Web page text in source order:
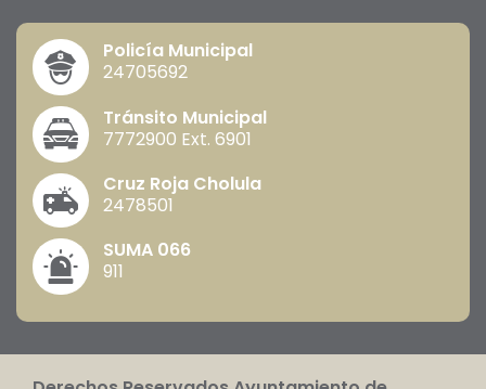
Policía Municipal
24705692
Tránsito Municipal
7772900 Ext. 6901
Cruz Roja Cholula
2478501
SUMA 066
911